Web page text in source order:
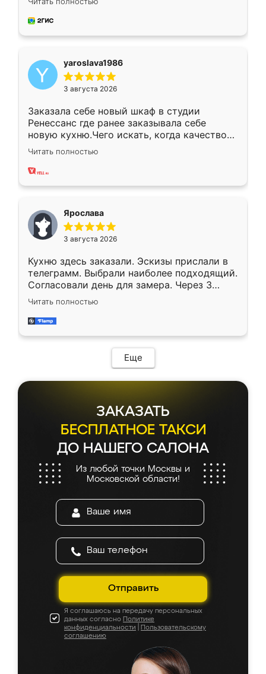
довольны работой. Спасибо Ренессанс
мебель за качественную работу!
yaroslava1986
3 августа 2026
Заказала себе новый шкаф в студии
Ренессанс где ранее заказывала себе
новую кухню.Чего искать, когда качеством
вполне довольна. Служит кухня уже почти
два года, нареканий нет.
Читать полностью
Ярослава
3 августа 2026
Кухню здесь заказали. Эскизы прислали в
телеграмм. Выбрали наиболее подходящий.
Согласовали день для замера. Через 3
недели кухня была уже готова. Остались
довольны работой. Спасибо Ренессанс
мебель за качественную работу!
Читать полностью
Еще
ЗАКАЗАТЬ
БЕСПЛАТНОЕ ТАКСИ
ДО НАШЕГО САЛОНА
Из любой точки Москвы и
Московской области!
Отправить
Я соглашаюсь на передачу персональных
данных согласно Политике
конфиденциальности
Пользовательскому
соглашению